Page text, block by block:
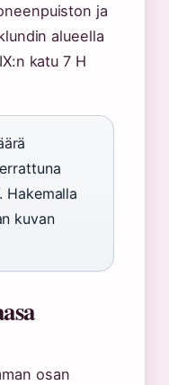
ja
alueella
katu 7 H
Hakemalla
kuvan
osan